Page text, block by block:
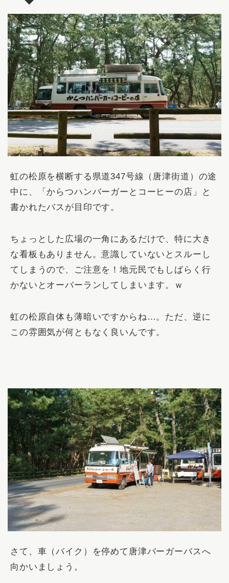
虹の松原を横断する県道347号線（唐津街道）の途
中に、「 からつハンバーガーとコーヒーの店 」と
書かれたバスが目印です。
ちょっとした広場の一角にあるだけで、特に大き
な看板もありません。意識していないとスルーし
てしまうので、ご注意を！地元民でもしばらく行
かないとオーバーランしてしまいます。ｗ
虹の松原自体も薄暗いですからね…。ただ、逆に
この雰囲気が何ともなく良いんです。
さて、車（バイク）を停めて唐津バーガーバスへ
向かいましょう。